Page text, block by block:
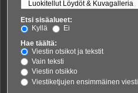
Etsi sisäalueet:
Kyllä
Ei
Hae täältä:
Viestin otsikot ja tekstit
Vain teksti
Viestin otsikko
Viestiketjujen ensimmäinen viesti